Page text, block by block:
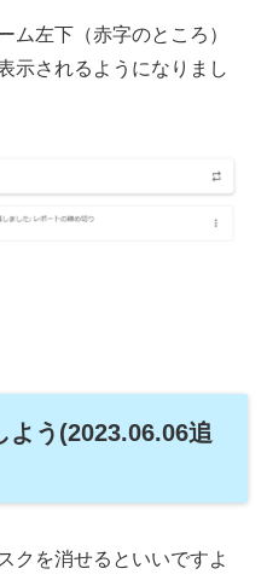
ム左下（赤字のところ）
示されるようになりまし
よう(2023.06.06追
クを消せるといいですよ